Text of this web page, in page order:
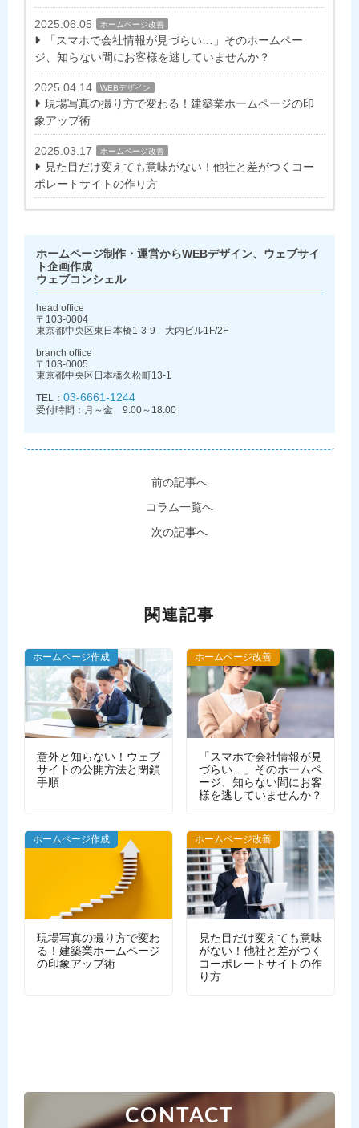
2025.06.05 ホームページ改善
「スマホで会社情報が見づらい…」そのホームペー
ジ、知らない間にお客様を逃していませんか？
2025.04.14 WEBデザイン
現場写真の撮り方で変わる！建築業ホームページの印
象アップ術
2025.03.17 ホームページ改善
見た目だけ変えても意味がない！他社と差がつくコー
ポレートサイトの作り方
ホームページ制作・運営からWEBデザイン、ウェブサイ
ト企画作成
ウェブコンシェル
head office
〒103-0004
東京都中央区東日本橋1-3-9 大内ビル1F/2F
branch office
〒103-0005
東京都中央区日本橋久松町13-1
TEL： 03-6661-1244
受付時間：月～金 9:00～18:00
前の記事へ
コラム一覧へ
次の記事へ
関連記事
ホームページ作成
意外と知らない！ウェブ
サイトの公開方法と閉鎖
手順
ホームページ改善
「スマホで会社情報が見
づらい…」そのホームペ
ージ、知らない間にお客
様を逃していませんか？
WEBデザイン
ホームページ作成
現場写真の撮り方で変わ
る！建築業ホームページ
の印象アップ術
ホームページ改善
見た目だけ変えても意味
がない！他社と差がつく
コーポレートサイトの作
り方
CONTACT